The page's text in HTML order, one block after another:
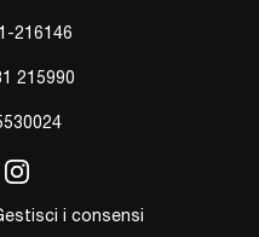
216146
215990
i consensi